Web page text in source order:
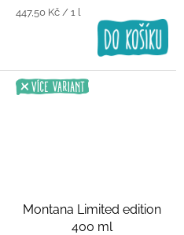
Měrná
447,50 Kč / 1 l
Montana Limited edition
400 ml